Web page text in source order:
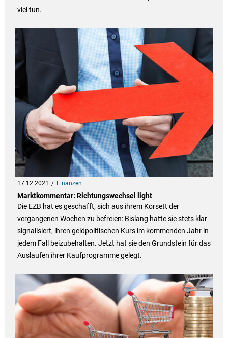
viel tun.
17.12.2021 Finanzen
Marktkommentar: Richtungswechsel light
Die EZB hat es geschafft, sich aus ihrem Korsett der
vergangenen Wochen zu befreien: Bislang hatte sie stets klar
signalisiert, ihren geldpolitischen Kurs im kommenden Jahr in
jedem Fall beizubehalten. Jetzt hat sie den Grundstein für das
Auslaufen ihrer Kaufprogramme gelegt.